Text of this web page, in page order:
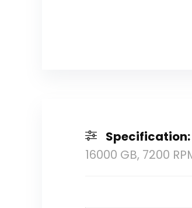
Specification:
16000 GB, 7200